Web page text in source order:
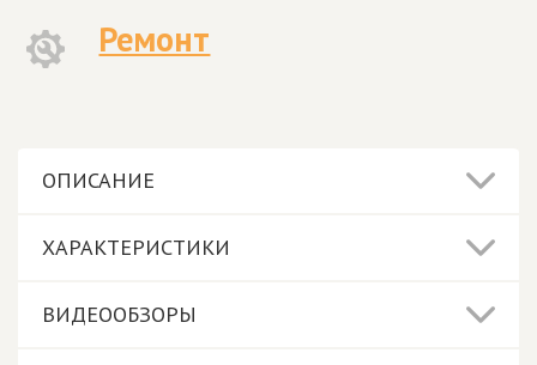
Ремонт
ОПИСАНИЕ
ХАРАКТЕРИСТИКИ
ВИДЕООБЗОРЫ